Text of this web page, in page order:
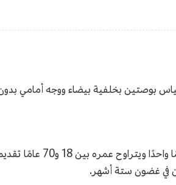
4. يجب على المتقدم
في غضون ستة أشهر.